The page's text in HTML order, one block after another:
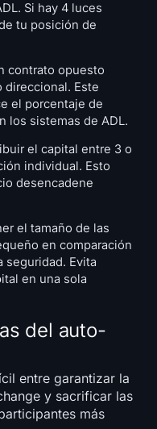
Si hay 4 luces
tu posición de
contrato opuesto
direccional. Este
el porcentaje de
los sistemas de ADL.
el capital entre 3 o
individual. Esto
desencadene
el tamaño de las
en comparación
seguridad. Evita
en una sola
del auto-
entre garantizar la
y sacrificar las
más